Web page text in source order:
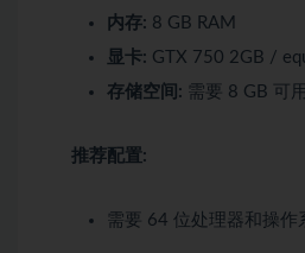
内存: 8 GB RAM
显卡: GTX 750 2GB /
存储空间: 需要 8 GB 可
推荐配置:
需要 64 位处理器和操作